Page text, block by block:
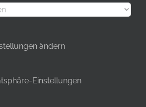
ändern
Einstellungen